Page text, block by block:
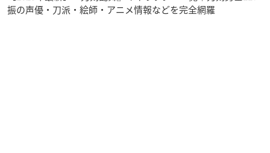
振の声優・刀派・絵師・アニメ情報などを完全網羅